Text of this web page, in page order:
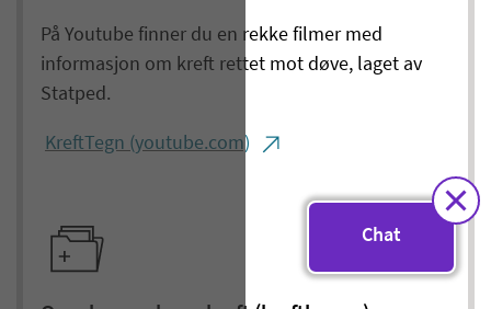
På Youtube finner du en rekke filmer med
informasjon om kreft rettet mot døve, laget av
Statped.
KreftTegn (youtube.com)
Chat